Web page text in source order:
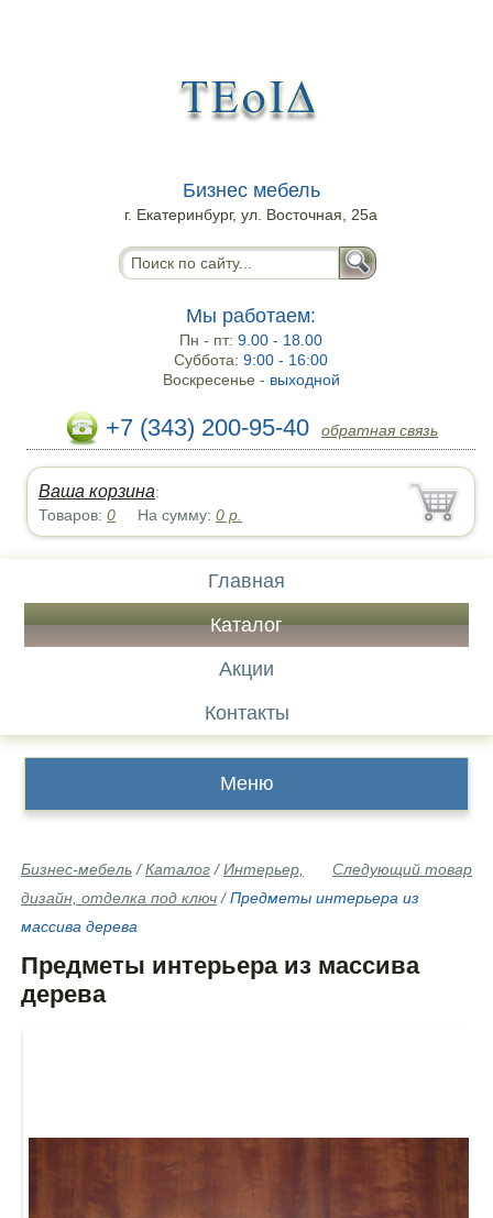
Бизнес мебель
г. Екатеринбург, ул. Восточная, 25а
Мы работаем:
Пн - пт:9.00 - 18.00
Суббота:9:00 - 16:00
Воскресенье - выходной
+7 (343) 200-95-40 обратная связь
Ваша корзина:
Товаров:0 На сумму:0 р.
Главная
Каталог
Акции
Контакты
Меню
Следующий товар
Бизнес-мебель /Каталог /Интерьер,
дизайн, отделка под ключ /Предметы интерьера из
массива дерева
Предметы интерьера из массива
дерева